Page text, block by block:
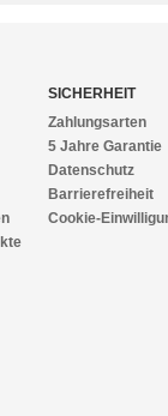
SICHERHEIT
Zahlungsarten
5 Jahre Garantie
Datenschutz
Barrierefreiheit
Cookie-